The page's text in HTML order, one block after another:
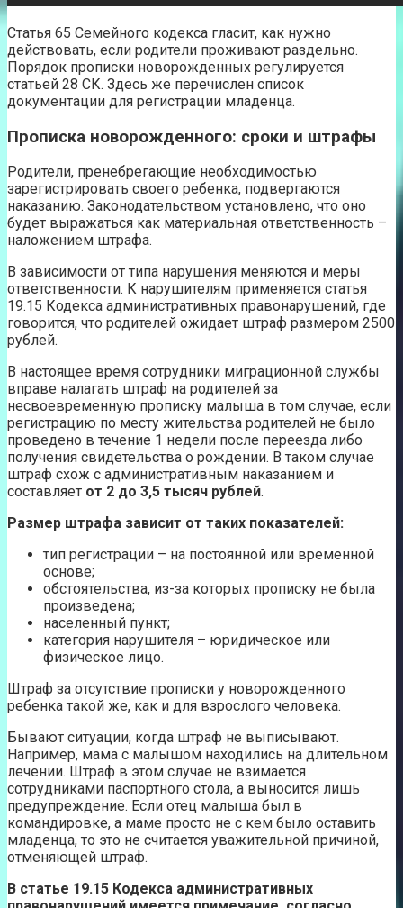
Статья 65 Семейного кодекса гласит, как нужно
действовать, если родители проживают раздельно.
Порядок прописки новорожденных регулируется
статьей 28 СК. Здесь же перечислен список
документации для регистрации младенца.
Прописка новорожденного: сроки и штрафы
Родители, пренебрегающие необходимостью
зарегистрировать своего ребенка, подвергаются
наказанию. Законодательством установлено, что оно
будет выражаться как материальная ответственность –
наложением штрафа.
В зависимости от типа нарушения меняются и меры
ответственности. К нарушителям применяется статья
19.15 Кодекса административных правонарушений, где
говорится, что родителей ожидает штраф размером 2500
рублей.
В настоящее время сотрудники миграционной службы
вправе налагать штраф на родителей за
несвоевременную прописку малыша в том случае, если
регистрацию по месту жительства родителей не было
проведено в течение 1 недели после переезда либо
получения свидетельства о рождении. В таком случае
штраф схож с административным наказанием и
составляет от 2 до 3,5 тысяч рублей.
Размер штрафа зависит от таких показателей:
тип регистрации – на постоянной или временной
основе;
обстоятельства, из-за которых прописку не была
произведена;
населенный пункт;
категория нарушителя – юридическое или
физическое лицо.
Штраф за отсутствие прописки у новорожденного
ребенка такой же, как и для взрослого человека.
Бывают ситуации, когда штраф не выписывают.
Например, мама с малышом находились на длительном
лечении. Штраф в этом случае не взимается
сотрудниками паспортного стола, а выносится лишь
предупреждение. Если отец малыша был в
командировке, а маме просто не с кем было оставить
младенца, то это не считается уважительной причиной,
отменяющей штраф.
В статье 19.15 Кодекса административных